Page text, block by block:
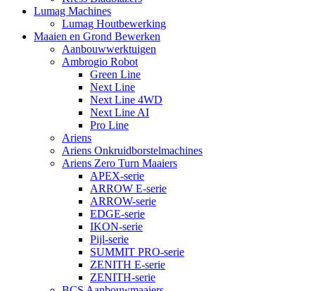
Lumag Machines
Lumag Houtbewerking
Maaien en Grond Bewerken
Aanbouwwerktuigen
Ambrogio Robot
Green Line
Next Line
Next Line 4WD
Next Line AI
Pro Line
Ariens
Ariens Onkruidborstelmachines
Ariens Zero Turn Maaiers
APEX-serie
ARROW E-serie
ARROW-serie
EDGE-serie
IKON-serie
Pijl-serie
SUMMIT PRO-serie
ZENITH E-serie
ZENITH-serie